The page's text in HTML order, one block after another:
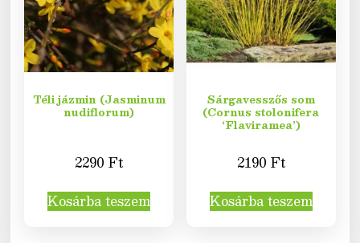
Téli jázmin (Jasminum
nudiflorum)
2290Ft
Kosárba teszem
Sárgavesszős som
(Cornus stolonifera
‘Flaviramea’)
2190 Ft
Kosárba teszem